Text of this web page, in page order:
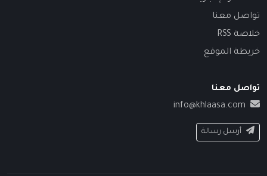
تواصل معنا
خلاصة RSS
خريطة الموقع
تواصل معنا
info@khlaasa.com
أرسل رسالة